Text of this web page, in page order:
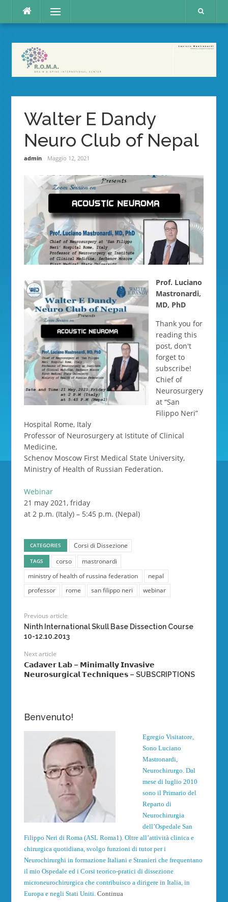
content
Menu
Walter E Dandy
Neuro Club of Nepal
admin Maggio 12, 2021
Prof. Luciano
Mastronardi,
MD, PhD
Thank you for
reading this
post, don't
forget to
subscribe!
Chief of
Neurosurgery
at “San
Filippo Neri”
Hospital Rome, Italy
Professor of Neurosurgery at Istitute of Clinical
Medicine,
Schenov Moscow First Medical State University,
Ministry of Health of Russian Federation.
Webinar
21 may 2021, friday
at 2 p.m. (Italy) – 5:45 p.m. (Nepal)
CATEGORIES Corsi di Dissezione
TAGS corso
mastronardi
ministry of health of russina federation
nepal
professor
rome san filippo neri webinar
Previous article
Ninth International Skull Base Dissection Course
10-12.10.2013
Next article
𝗖𝗮𝗱𝗮𝘃𝗲𝗿 𝗟𝗮𝗯 – 𝗠𝗶𝗻𝗶𝗺𝗮𝗹𝗹𝘆 𝗜𝗻𝘃𝗮𝘀𝗶𝘃𝗲
𝗡𝗲𝘂𝗿𝗼𝘀𝘂𝗿𝗴𝗶𝗰𝗮𝗹 𝗧𝗲𝗰𝗵𝗻𝗶𝗾𝘂𝗲𝘀 – SUBSCRIPTIONS
Benvenuto!
Egregio Visitatore,
Sono Luciano
Mastronardi,
Neurochirurgo. Dal
mese di luglio 2010
sono il Primario del
Reparto di
Neurochirurgia
dell’Ospedale San
Filippo Neri di Roma (ASL Roma1). Oltre all’attività clinica e
chirurgica quotidiana, svolgo funzioni di tutor per i
Neurochirurghi in formazione Italiani e Stranieri che frequentano
il mio Ospedale ed i Corsi teorico-pratici di dissezione
microneurochirurgica che contribuisco a dirigere in Italia, in
Europa e negli Stati Uniti. Continua